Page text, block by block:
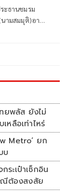
ะธานชมรม
ามสมมุติ)อายุ
ยพลัส ยังไม่
หลือเท่าไหร่
Metro’ ยก
บ
ระเป๋าเช็กอิน
ณีต้องสงสัย